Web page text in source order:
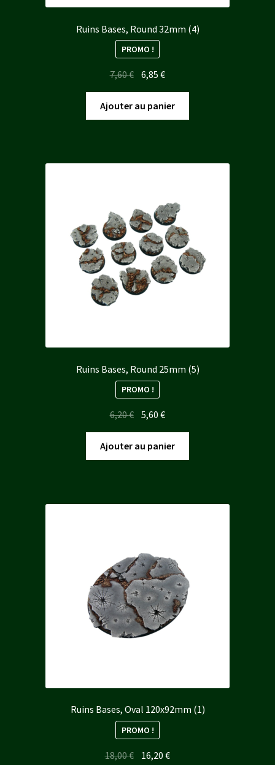
Ruins Bases, Round 32mm (4)
PROMO !
7,60€ Le
initial
était :
6,85€Le
actuel
est :
Ajouter au panier
Ruins Bases, Round 25mm (5)
PROMO !
6,20€ Le
prix
initial
était :
5,60€Le
prix
actuel
est :
Ajouter au panier
Ruins Bases, Oval 120x92mm (1)
PROMO !
18,00€ Le16,20€Le